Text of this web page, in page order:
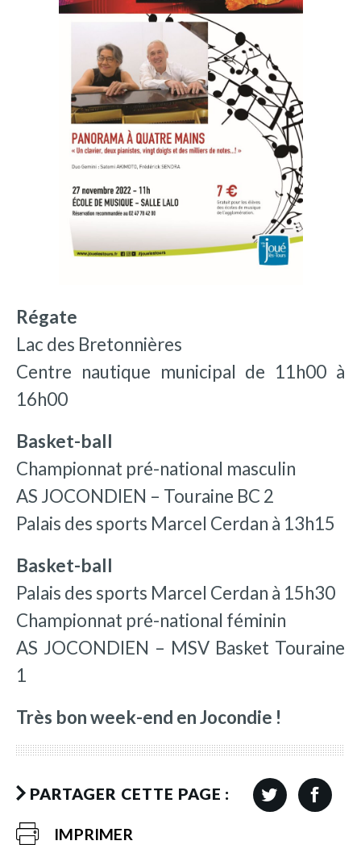
Régate
Lac des Bretonnières
Centre nautique municipal de 11h00 à
16h00
Basket-ball
Championnat pré-national masculin
AS JOCONDIEN – Touraine BC 2
Palais des sports Marcel Cerdan à 13h15
Basket-ball
Palais des sports Marcel Cerdan à 15h30
Championnat pré-national féminin
AS JOCONDIEN – MSV Basket Touraine
1
Très bon week-end en Jocondie !
PARTAGER CETTE PAGE :
IMPRIMER